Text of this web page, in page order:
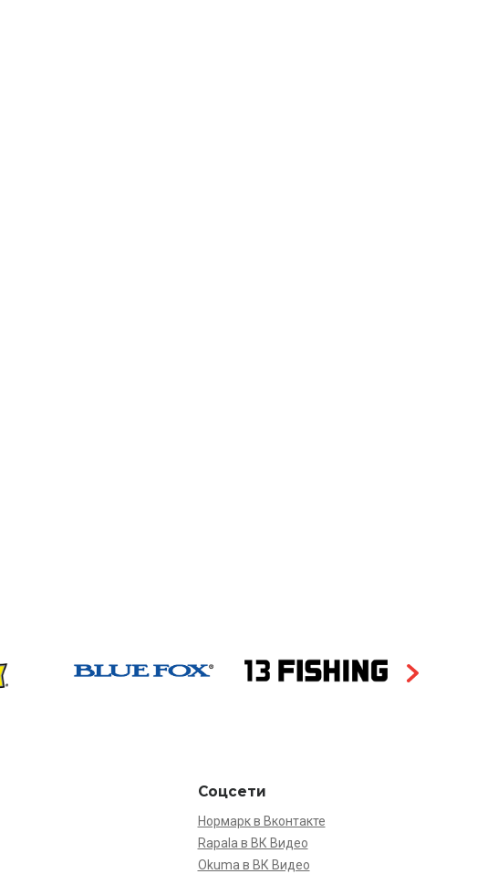
Соцсети
Нормарк в Вконтакте
Rapala в ВК Видео
Okuma в ВК Видео